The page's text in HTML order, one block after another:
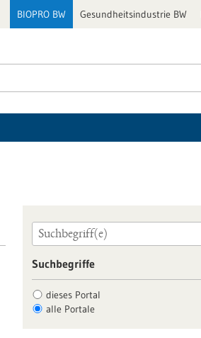
BIOPRO BW Gesundheitsindustrie BW
Suchbegriffe
dieses Portal
alle Portale